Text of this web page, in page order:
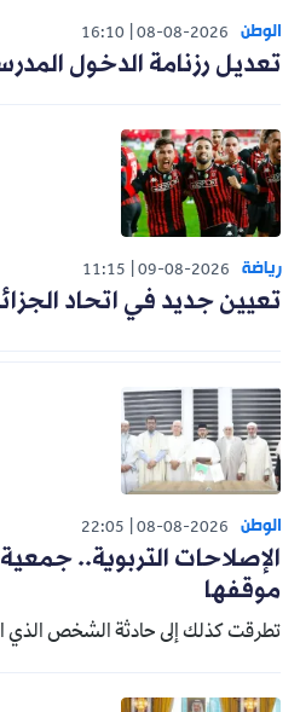
الوطن 08-08-2026
16:10
تعديل رزنامة الدخول
رياضة 09-08-2026
11:15
تعيين جديد في اتحاد
الوطن 08-08-2026
22:05
الإصلاحات التربوية..
موقفها
تطرقت كذلك إلى حادثة الشخص الذي